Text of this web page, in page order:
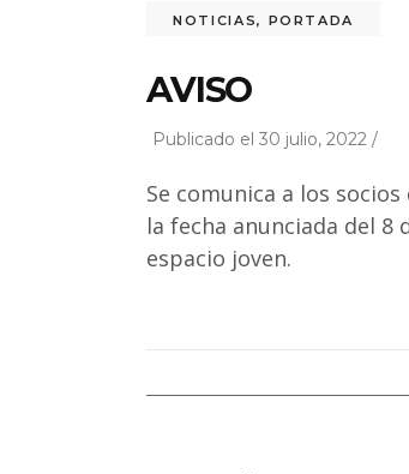
NOTICIAS, PORTADA
AVISO
Publicado el 30 julio, 2022 /
Se comunica a los
la fecha anunciada del 8
espacio joven.